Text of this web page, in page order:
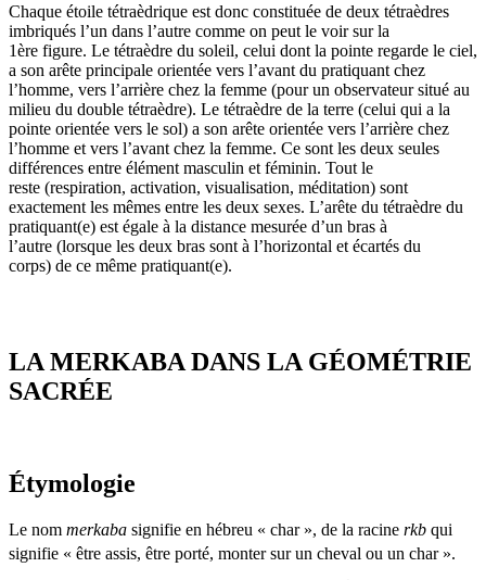
Chaque étoile tétraèdrique est donc constituée de deux tétraèdres
imbriqués l’un dans l’autre comme on peut le voir sur la
1ère figure. Le tétraèdre du soleil, celui dont la pointe regarde le ciel,
a son arête principale orientée vers l’avant du pratiquant chez
l’homme, vers l’arrière chez la femme (pour un observateur situé au
milieu du double tétraèdre). Le tétraèdre de la terre (celui qui a la
pointe orientée vers le sol) a son arête orientée vers l’arrière chez
l’homme et vers l’avant chez la femme. Ce sont les deux seules
différences entre élément masculin et féminin. Tout le
reste (respiration, activation, visualisation, méditation) sont
exactement les mêmes entre les deux sexes. L’arête du tétraèdre du
pratiquant(e) est égale à la distance mesurée d’un bras à
l’autre (lorsque les deux bras sont à l’horizontal et écartés du
corps) de ce même pratiquant(e).
LA MERKABA DANS LA GÉOMÉTRIE
SACRÉE
Étymologie
Le nom merkaba signifie en hébreu « char », de la racine rkb qui
signifie « être assis, être porté, monter sur un cheval ou un char ».